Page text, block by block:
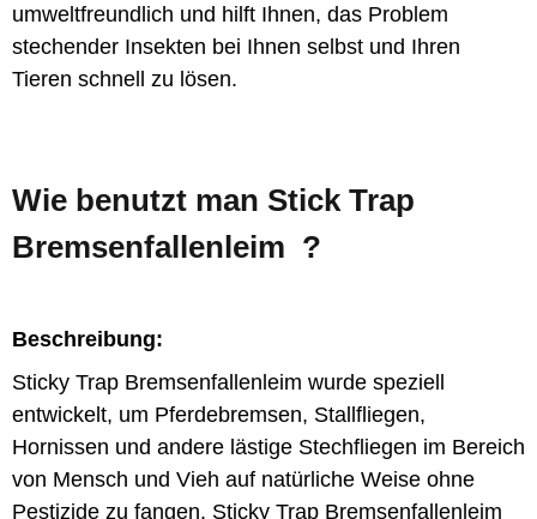
umweltfreundlich und hilft Ihnen, das Problem
stechender Insekten bei Ihnen selbst und Ihren
Tieren schnell zu lösen.
Wie benutzt man Stick Trap
Bremsenfallenleim ?
Beschreibung:
Sticky Trap Bremsenfallenleim wurde speziell
entwickelt, um Pferdebremsen, Stallfliegen,
Hornissen und andere lästige Stechfliegen im Bereich
von Mensch und Vieh auf natürliche Weise ohne
Pestizide zu fangen. Sticky Trap Bremsenfallenleim